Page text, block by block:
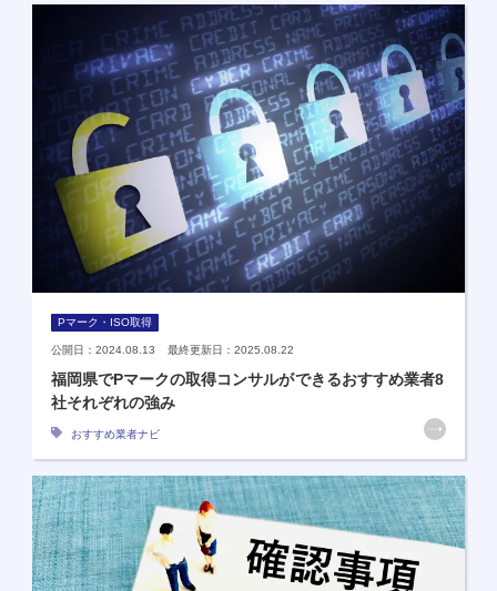
Pマーク・ISO取得
公開日：2024.08.13 最終更新日：2025.08.22
福岡県でPマークの取得コンサルができるおすすめ業者8
社それぞれの強み
おすすめ業者ナビ